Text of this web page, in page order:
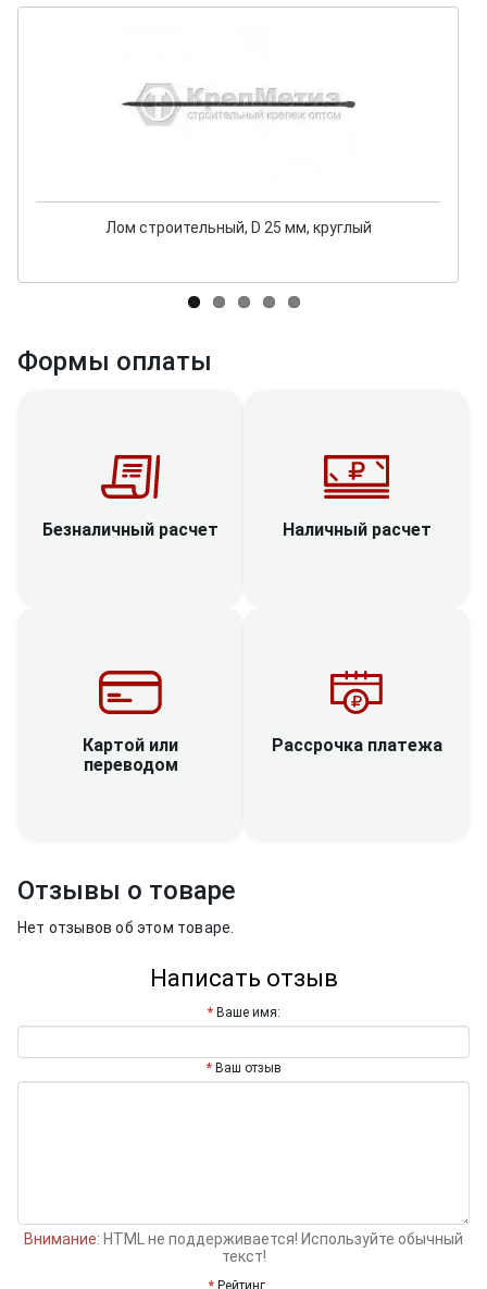
Лом строительный, D 25 мм, круглый
Формы оплаты
Безналичный расчет Наличный расчет
Картой или
переводом
Рассрочка платежа
Отзывы о товаре
Нет отзывов об этом товаре.
Написать отзыв
Ваше имя:
Ваш отзыв
Внимание: HTML не поддерживается! Используйте обычный
текст!
Рейтинг